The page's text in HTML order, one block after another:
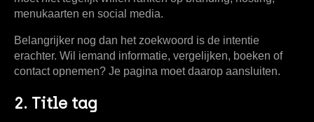
menukaarten en social media.
Belangrijker nog dan het zoekwoord is de intentie
erachter. Wil iemand informatie, vergelijken, boeken of
contact opnemen? Je pagina moet daarop aansluiten.
2. Title tag